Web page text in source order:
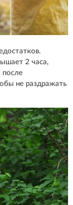
2 часа,
после
не раздражать